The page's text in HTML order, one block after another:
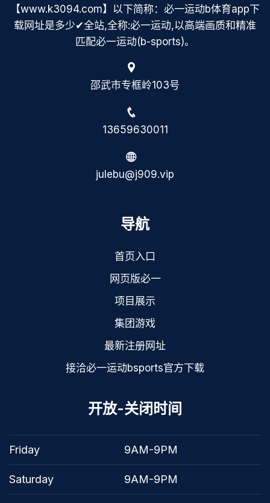
【www.k3094.com】以下简称：必一运动b体育app下
载网址是多少✔全站,全称:必一运动,以高端画质和精准
匹配必一运动(b-sports)。
邵武市专框岭103号
13659630011
julebu@j909.vip
导航
首页入口
网页版必一
项目展示
集团游戏
最新注册网址
接洽必一运动bsports官方下载
开放-关闭时间
Friday 9AM-9PM
Saturday 9AM-9PM